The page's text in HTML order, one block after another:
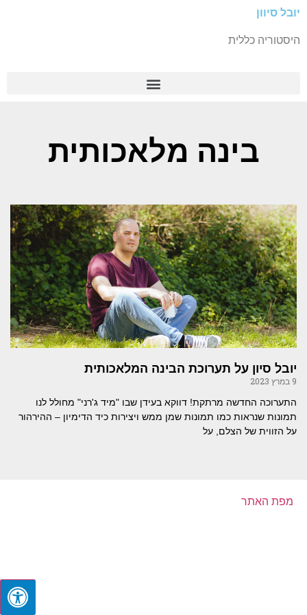
יובל סיוון
היסטוריה כללית
בינה מלאכותית
יובל סיון על תערוכת הבינה המלאכותית
9 במרץ 2023
התערוכה החדשה מרתקת! דווקא בעידן שבו "מיד ג'רני" מחולל לנו
תמונות שנראות כמו תמונות שמן ממש ויצירות כיד הדימיון – ההירהור
על הזווית של הצלם, על
מפת האתר